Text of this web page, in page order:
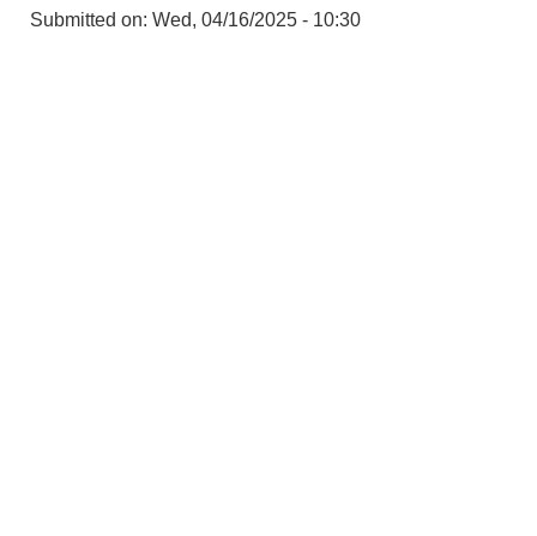
Submitted on: Wed, 04/16/2025 - 10:30